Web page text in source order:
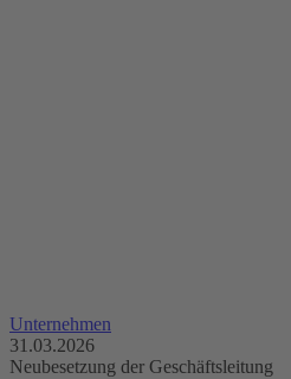
Unternehmen
31.03.2026
Neubesetzung der Geschäftsleitung